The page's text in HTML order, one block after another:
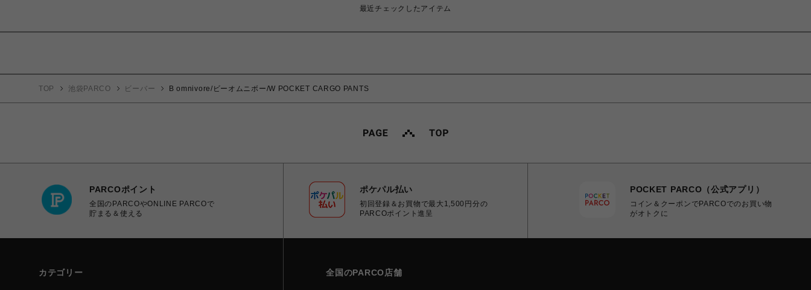
最近チェックしたアイテム
TOP 池袋PARCO ビーバー B omnivore/ビーオムニボー/W POCKET CARGO PANTS
PARCOポイント
全国のPARCOやONLINE PARCOで
貯まる＆使える
ポケパル払い
初回登録＆お買物で最大1,500円分の
PARCOポイント進呈
POCKET PARCO（公式アプリ）
コイン＆クーポンでPARCOでのお買い物
がオトクに
カテゴリー 全国のPARCO店舗